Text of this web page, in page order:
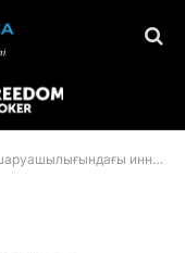
жобалар таныстырылды